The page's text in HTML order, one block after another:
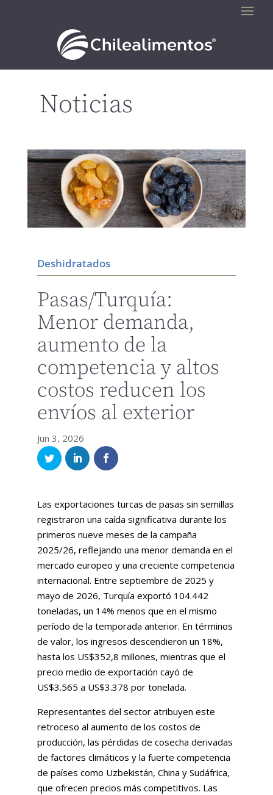
Noticias
Deshidratados
Pasas/Turquía:
Menor demanda,
aumento de la
competencia y altos
costos reducen los
envíos al exterior
Jun 3, 2026
Las exportaciones turcas de pasas sin semillas
registraron una caída significativa durante los
primeros nueve meses de la campaña
2025/26, reflejando una menor demanda en el
mercado europeo y una creciente competencia
internacional. Entre septiembre de 2025 y
mayo de 2026, Turquía exportó 104.442
toneladas, un 14% menos que en el mismo
período de la temporada anterior. En términos
de valor, los ingresos descendieron un 18%,
hasta los US$352,8 millones, mientras que el
precio medio de exportación cayó de
US$3.565 a US$3.378 por tonelada.
Representantes del sector atribuyen este
retroceso al aumento de los costos de
producción, las pérdidas de cosecha derivadas
de factores climáticos y la fuerte competencia
de países como Uzbekistán, China y Sudáfrica,
que ofrecen precios más competitivos. Las